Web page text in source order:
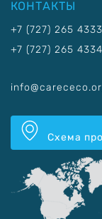
КОНТАКТЫ
+7 (727) 265 4333
+7 (727) 265 4334
Схема